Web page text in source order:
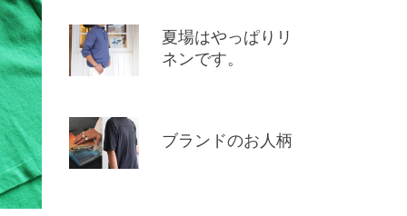
夏場はやっぱりリ
ネンです。
ブランドのお人柄